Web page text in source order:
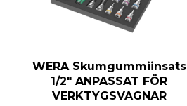
WERA Skumgummiinsats
1/2″ ANPASSAT FÖR
VERKTYGSVAGNAR